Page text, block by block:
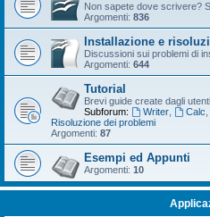
Non sapete dove scrivere?
Argomenti: 836
Installazione e
Discussioni sui problemi di
Argomenti: 644
Tutorial
Brevi guide create dagli
Subforum:
Writer, Calc
Risoluzione dei problemi
Argomenti: 87
Esempi ed Appunti
Argomenti: 10